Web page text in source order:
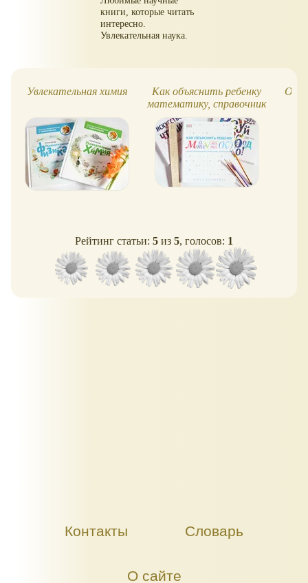
книги, которые читать
интересно.
Увлекательная наука.
Увлекательная химия
Как объяснить ребенку
математику, справочник
О
Рейтинг статьи: 5 из 5, голосов: 1
Контакты Словарь
О сайте